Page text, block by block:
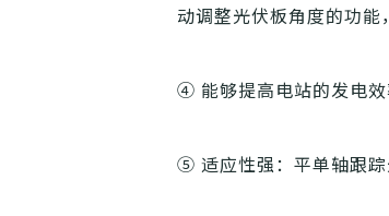
动调整光伏板角度的功能
④ 能够提高电站的发电效
⑤ 适应性强：平单轴跟踪